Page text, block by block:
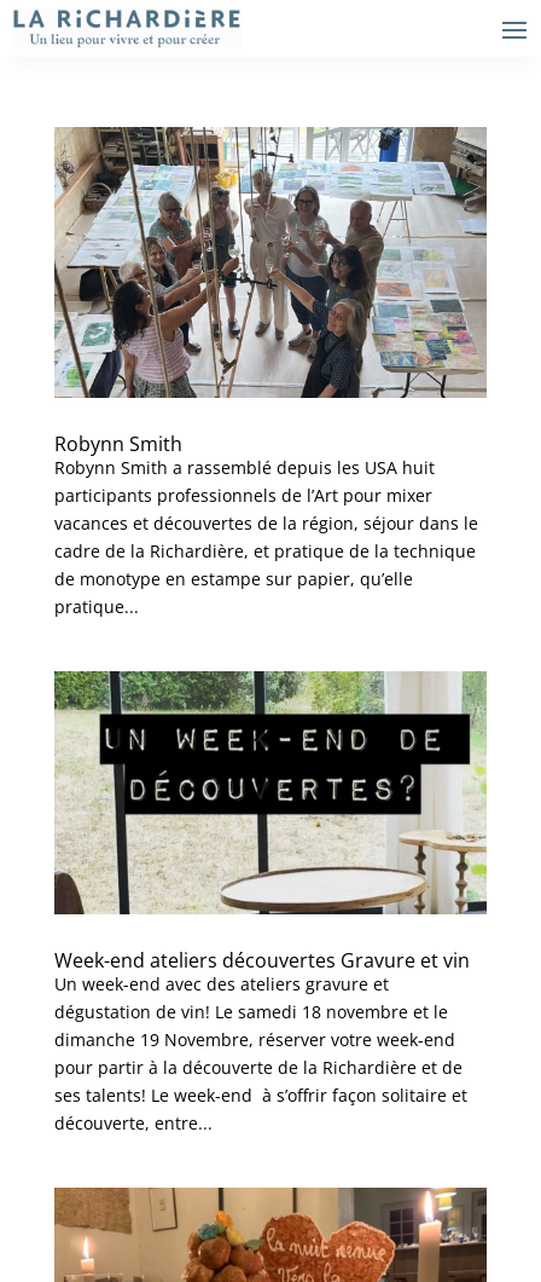
Robynn Smith
Robynn Smith a rassemblé depuis les USA huit
participants professionnels de l’Art pour mixer
vacances et découvertes de la région, séjour dans le
cadre de la Richardière, et pratique de la technique
de monotype en estampe sur papier, qu’elle
pratique...
Week-end ateliers découvertes Gravure et vin
Un week-end avec des ateliers gravure et
dégustation de vin! Le samedi 18 novembre et le
dimanche 19 Novembre, réserver votre week-end
pour partir à la découverte de la Richardière et de
ses talents! Le week-end à s’offrir façon solitaire et
découverte, entre...